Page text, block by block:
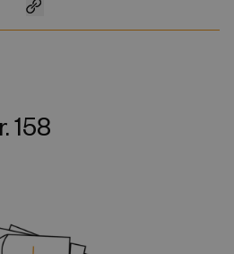
158